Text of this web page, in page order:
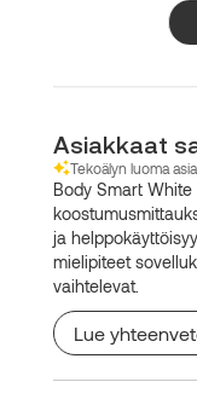
Asiakkaat
Tekoälyn luoma
Body Smart
ja
mielipiteet
vaihtelevat.
Lue